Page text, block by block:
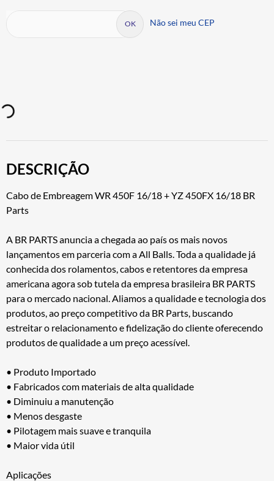
Não sei meu CEP
DESCRIÇÃO
Cabo de Embreagem WR 450F 16/18 + YZ 450FX 16/18 BR
Parts
A BR PARTS anuncia a chegada ao país os mais novos
lançamentos em parceria com a All Balls. Toda a qualidade já
conhecida dos rolamentos, cabos e retentores da empresa
americana agora sob tutela da empresa brasileira BR PARTS
para o mercado nacional. Aliamos a qualidade e tecnologia dos
produtos, ao preço competitivo da BR Parts, buscando
estreitar o relacionamento e fidelização do cliente oferecendo
produtos de qualidade a um preço acessível.
• Produto Importado
• Fabricados com materiais de alta qualidade
• Diminuiu a manutenção
• Menos desgaste
• Pilotagem mais suave e tranquila
• Maior vida útil
Aplicações